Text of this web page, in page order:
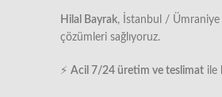
Hilal Bayrak, İstanbul / Ümraniye
çözümleri sağlıyoruz.
⚡ Acil 7/24 üretim ve teslimat ile